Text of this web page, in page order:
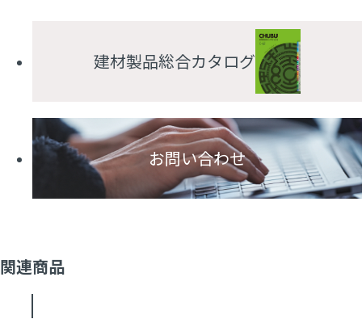
建材製品総合カタログ
お問い合わせ
関連商品